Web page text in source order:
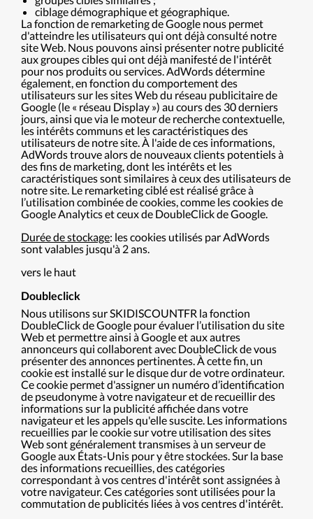
ciblage démographique et géographique.
La fonction de remarketing de Google nous permet
d'atteindre les utilisateurs qui ont déjà consulté notre
site Web. Nous pouvons ainsi présenter notre publicité
aux groupes cibles qui ont déjà manifesté de l'intérêt
pour nos produits ou services. AdWords détermine
également, en fonction du comportement des
utilisateurs sur les sites Web du réseau publicitaire de
Google (le « réseau Display ») au cours des 30 derniers
jours, ainsi que via le moteur de recherche contextuelle,
les intérêts communs et les caractéristiques des
utilisateurs de notre site. À l'aide de ces informations,
AdWords trouve alors de nouveaux clients potentiels à
des fins de marketing, dont les intérêts et les
caractéristiques sont similaires à ceux des utilisateurs de
notre site. Le remarketing ciblé est réalisé grâce à
l’utilisation combinée de cookies, comme les cookies de
Google Analytics et ceux de DoubleClick de Google.
Durée de stockage: les cookies utilisés par AdWords
sont valables jusqu'à 2 ans.
vers le haut
Doubleclick
Nous utilisons sur SKIDISCOUNTFR la fonction
DoubleClick de Google pour évaluer l’utilisation du site
Web et permettre ainsi à Google et aux autres
annonceurs qui collaborent avec DoubleClick de vous
présenter des annonces pertinentes. À cette fin, un
cookie est installé sur le disque dur de votre ordinateur.
Ce cookie permet d'assigner un numéro d’identification
de pseudonyme à votre navigateur et de recueillir des
informations sur la publicité affichée dans votre
navigateur et les appels qu'elle suscite. Les informations
recueillies par le cookie sur votre utilisation des sites
Web sont généralement transmises à un serveur de
Google aux États-Unis pour y être stockées. Sur la base
des informations recueillies, des catégories
correspondant à vos centres d'intérêt sont assignées à
votre navigateur. Ces catégories sont utilisées pour la
commutation de publicités liées à vos centres d'intérêt.